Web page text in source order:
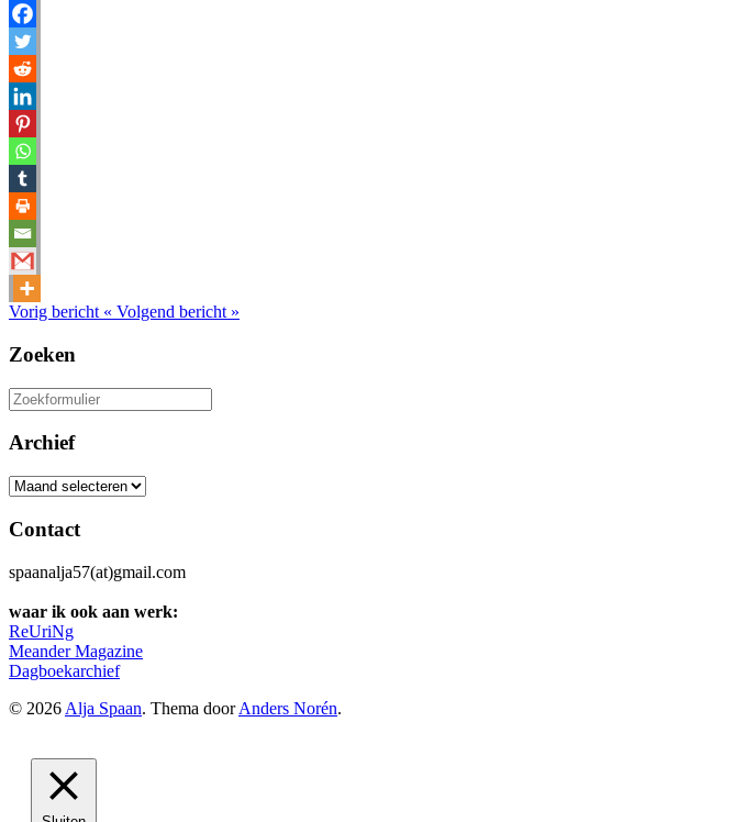
Vorig bericht « Volgend bericht »
Zoeken
Zoeken
naar:
Archief
Archief
Contact
spaanalja57(at)gmail.com
waar ik ook aan werk:
ReUriNg
Meander Magazine
Dagboekarchief
© 2026 Alja Spaan. Thema doorAnders Norén.